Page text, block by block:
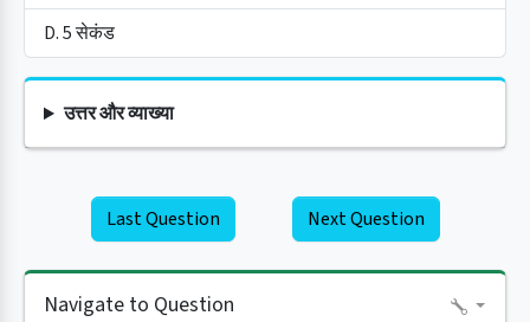
D. 5 सेकंड
उत्तर और व्याख्या
Last Question Next Question
Navigate to Question